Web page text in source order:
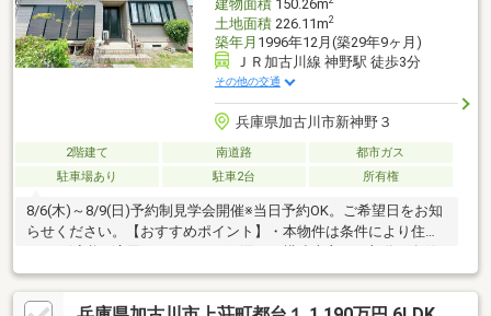
建物面積150.26m
土地面積226.11m2
築年月 1996年12月(築29年9ヶ月)
ＪＲ加古川線 神野駅 徒歩3分
その他の交通
兵庫県加古川市新神野３
2階建て 南道路
都市ガス
駐車場あり
駐車2台 所有権
8/6(木)～8/9(日)予約制見学会開催※当日予約OK。ご希望日をお知
らせください。【おすすめポイント】・本物件は条件により住宅
や・腐食、給排水管の故障や漏水についてお引渡しより２年間保
証。・シロアリ防除工事施工後5年間保証。・お客様に合わせたロ